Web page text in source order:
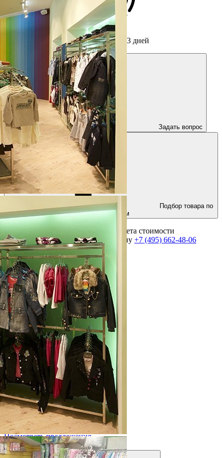
Срок изготовления мебели от 3 дней
Задать вопрос
параметрам
Для получения консультации и расчета стоимости
оборудования позвоните по телефону +7 (495) 662-48-06
Выполнено более 2000 проектов!
Посмотреть портфолио
Решения для бизнеса
Посмотреть предложения
Фильтры